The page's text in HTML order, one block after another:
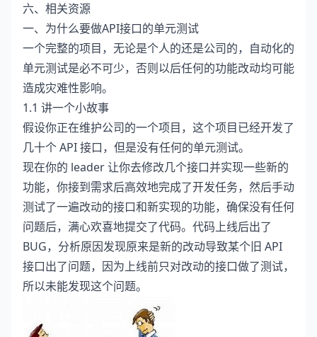
六、相关资源
一、为什么要做API接口的单元测试
一个完整的项目，无论是个人的还是公司的，自动化的
单元测试是必不可少，否则以后任何的功能改动均可能
造成灾难性影响。
1.1 讲一个小故事
假设你正在维护公司的一个项目，这个项目已经开发了
几十个 API 接口，但是没有任何的单元测试。
现在你的 leader 让你去修改几个接口并实现一些新的
功能，你接到需求后高效地完成了开发任务，然后手动
测试了一遍改动的接口和新实现的功能，确保没有任何
问题后，满心欢喜地提交了代码。代码上线后出了
BUG，分析原因发现原来是新的改动导致某个旧 API
接口出了问题，因为上线前只对改动的接口做了测试，
所以未能发现这个问题。